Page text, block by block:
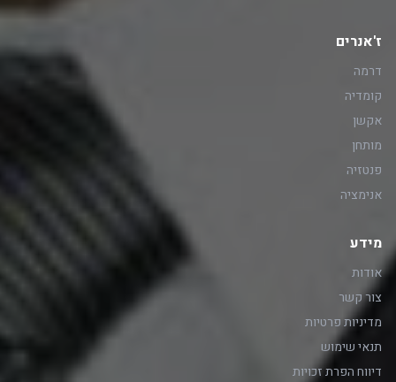
ז'אנרים
דרמה
קומדיה
אקשן
מותחן
פנטזיה
אנימציה
מידע
אודות
צור קשר
מדיניות פרטיות
תנאי שימוש
דיווח הפרת זכויות